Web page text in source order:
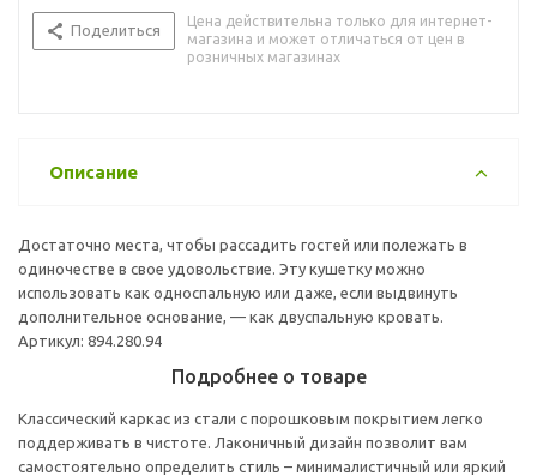
Поделиться
Цена действительна только для интернет-
магазина и может отличаться от цен в
розничных магазинах
Описание
Достаточно места, чтобы рассадить гостей или полежать в
одиночестве в свое удовольствие. Эту кушетку можно
использовать как односпальную или даже, если выдвинуть
дополнительное основание, — как двуспальную кровать.
Артикул: 894.280.94
Подробнее о товаре
Классический каркас из стали с порошковым покрытием легко
поддерживать в чистоте. Лаконичный дизайн позволит вам
самостоятельно определить стиль – минималистичный или яркий